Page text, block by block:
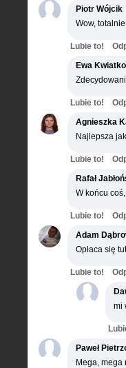
Piotr Wójcik
Wow,
Lubie to!
Ewa
Lubie to!
Agnieszka
Najlepsza
Lubie to!
Rafał
W końcu
Lubie to!
Adam
Opłaca się
Lubie to!
mi
Paweł
Mega, mega